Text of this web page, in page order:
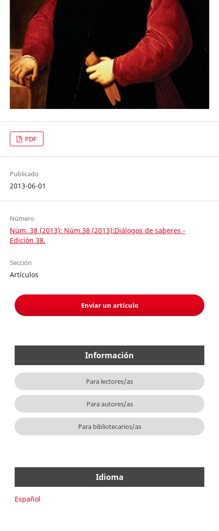
PDF
Publicado
2013-06-01
Número
Núm. 38 (2013): Núm.38 (2013):Diálogos de saberes -
Edición 38.
Sección
Artículos
Enviar un artículo
Información
Para lectores/as
Para autores/as
Para bibliotecarios/as
Idioma
Español